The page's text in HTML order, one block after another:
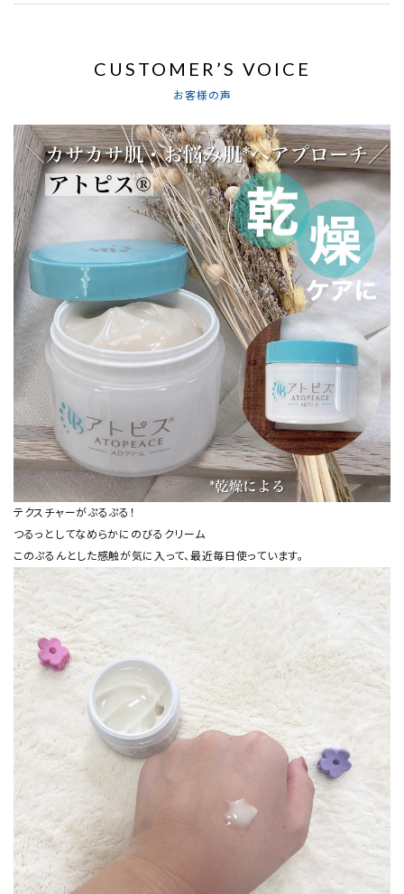
CUSTOMER’S VOICE
お客様の声
テクスチャーがぷるぷる！
つるっとしてなめらかにのびるクリーム
このぷるんとした感触が気に入って、最近毎日使っています。